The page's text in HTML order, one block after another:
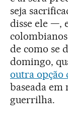
seja
disse ele —,
de como se
domingo,
outra opção
baseada
guerrilha.